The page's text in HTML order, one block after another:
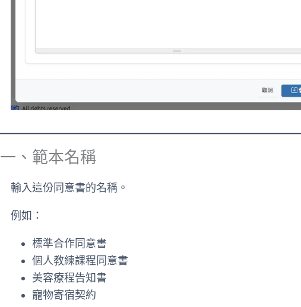
一、範本名稱
輸入這份同意書的名稱。
例如：
標準合作同意書
個人教練課程同意書
美容療程告知書
寵物寄宿契約